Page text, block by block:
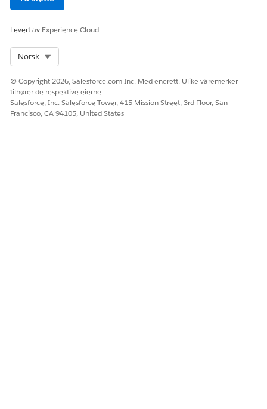
Levert av Experience Cloud
Norsk
© Copyright 2026, Salesforce.com Inc. Med enerett. Ulike varemerker
tilhører de respektive eierne.
Salesforce, Inc. Salesforce Tower, 415 Mission Street, 3rd Floor, San
Francisco, CA 94105, United States